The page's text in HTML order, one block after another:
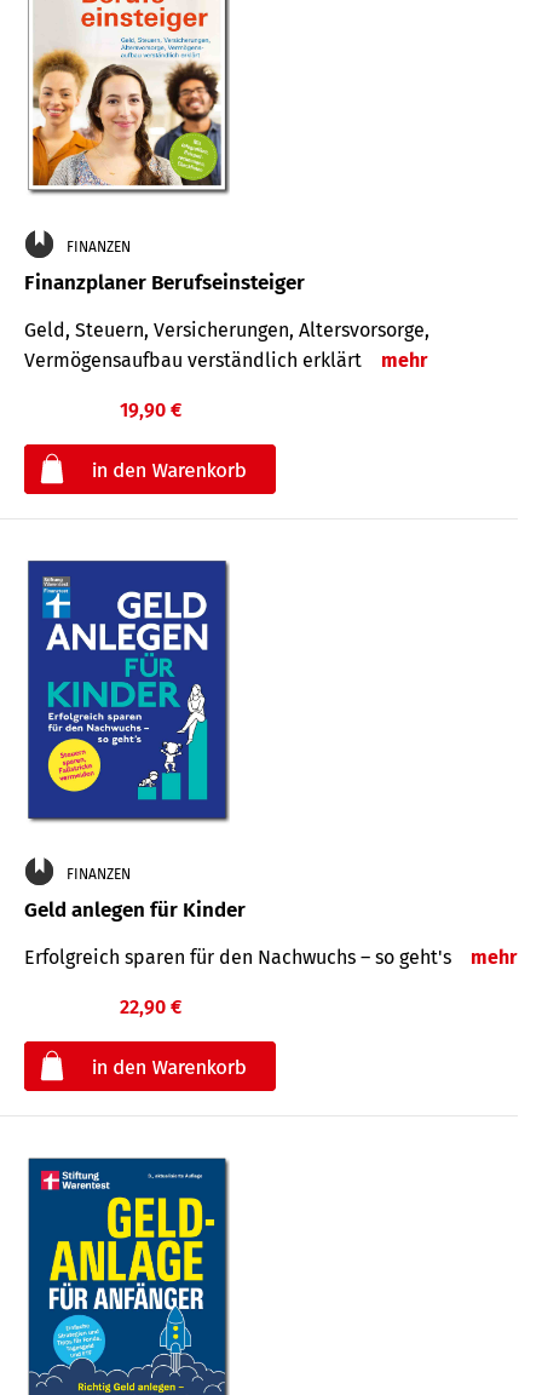
FINANZEN
Finanzplaner Berufseinsteiger
Geld, Steuern, Versicherungen, Altersvorsorge,
Vermögensaufbau verständlich erklärt
mehr
19,90 €
FINANZEN
Geld anlegen für Kinder
Erfolgreich sparen für den Nachwuchs – so geht's mehr
22,90 €